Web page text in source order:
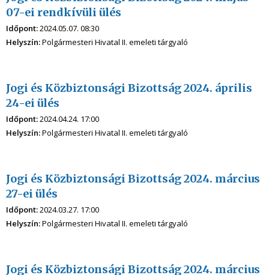
07-ei rendkívüli ülés
Időpont:2024.05.07. 08:30
Helyszín:Polgármesteri Hivatal II. emeleti tárgyaló
Jogi és Közbiztonsági Bizottság 2024. április
24-ei ülés
Időpont:2024.04.24. 17:00
Helyszín:Polgármesteri Hivatal II. emeleti tárgyaló
Jogi és Közbiztonsági Bizottság 2024. március
27-ei ülés
Időpont:2024.03.27. 17:00
Helyszín:Polgármesteri Hivatal II. emeleti tárgyaló
Jogi és Közbiztonsági Bizottság 2024. március